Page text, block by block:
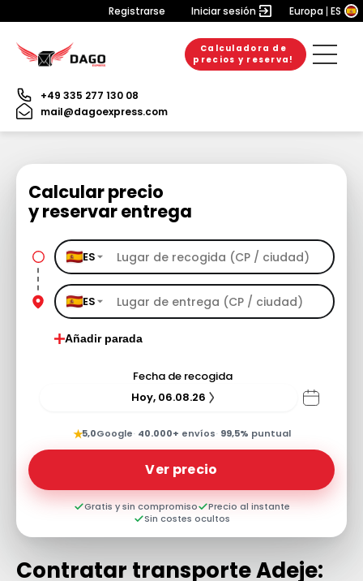
Registrarse Iniciar sesión Europa ES
Calculadora de
precios y reserva!
+49 335 277 130 08
mail@dagoexpress.com
Calcular precio
y reservar entrega
ES
ES
Añadir parada
Fecha de recogida
Hoy, 06.08.26
★5,0Google· 40.000+ envíos· 99,5% puntual
Ver precio
Gratis y sin compromiso
Precio al instante
Sin costes ocultos
Contratar transporte Adeje: